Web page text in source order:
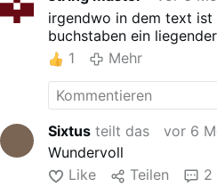
irgendwo in dem text ist
buchstaben ein
1
Mehr
Sixtus teilt das
vor 6
Wundervoll
Like
Teilen 2